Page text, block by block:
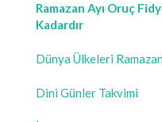
Ramazan Ayı Oruç
Kadardır
Dünya Ülkeleri
Dini Günler Takvimi